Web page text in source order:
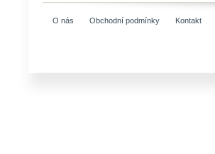
O nás Obchodní podmínky Kontakt